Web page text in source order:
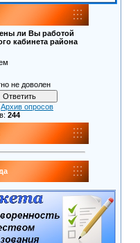
ли Вы работой
кабинета района
не доволен
Архив опросов
244